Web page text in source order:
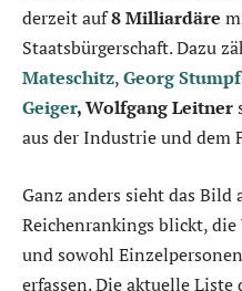
derzeit auf8 Milliardäre
Staatsbürgerschaft. Dazu
Mateschitz,Georg Stumpf
Geiger, Wolfgang Leitner
aus der Industrie und dem
Ganz anders sieht das
Reichenrankings blickt,
und sowohl
erfassen. Die aktuelle Liste